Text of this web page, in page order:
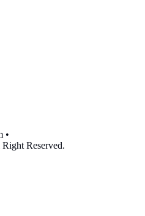
•
Reserved.